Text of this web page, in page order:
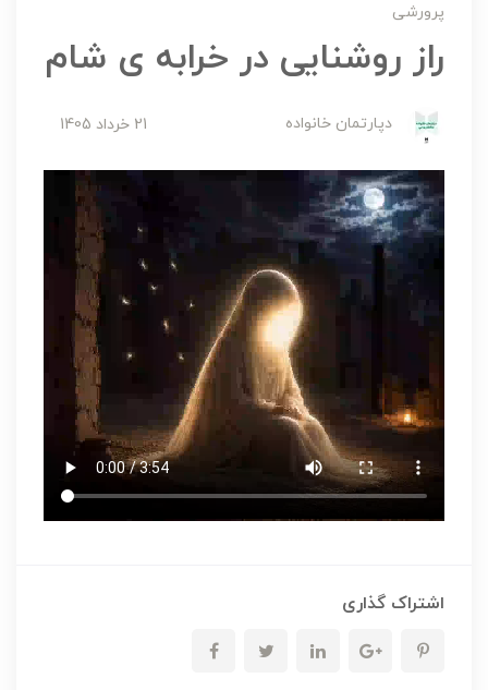
پرورشی
راز روشنایی در خرابه ی شام
دپارتمان خانواده 21 خرداد 1405
اشتراک گذاری